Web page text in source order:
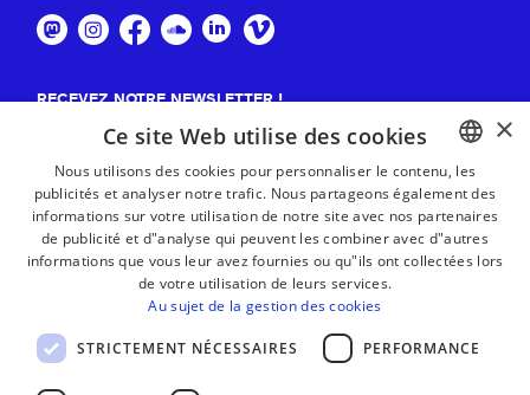
RECEVEZ NOTRE NEWSLETTER !
BASQUE
FRENCH
×
Ce site Web utilise des cookies
Nous utilisons des cookies pour personnaliser le contenu, les
publicités et analyser notre trafic. Nous partageons également des
informations sur votre utilisation de notre site avec nos partenaires
de publicité et d"analyse qui peuvent les combiner avec d"autres
informations que vous leur avez fournies ou qu"ils ont collectées lors
de votre utilisation de leurs services.
Au sujet de la gestion des cookies
STRICTEMENT NÉCESSAIRES PERFORMANCE